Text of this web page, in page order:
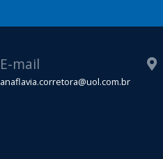
E-mail
anaflavia.corretora@uol.com.br